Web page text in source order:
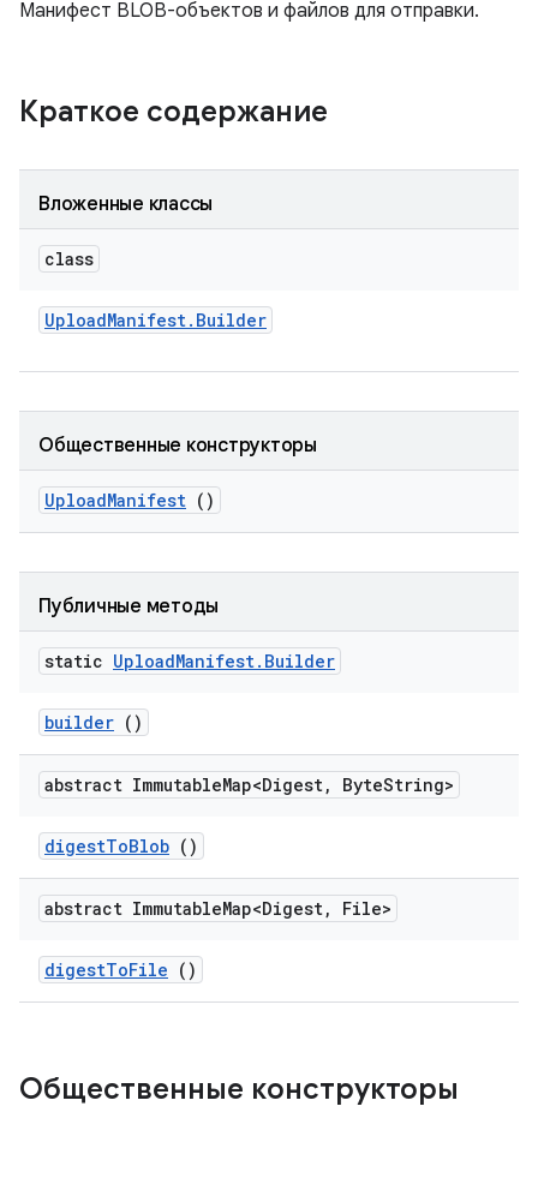
Манифест BLOB-объектов и файлов для отправки.
Краткое содержание
Вложенные классы
class
UploadManifest. Builder
Общественные конструкторы
UploadManifest ()
Публичные методы
static UploadManifest. Builder
builder ()
abstract ImmutableMap<Digest, ByteString>
digestToBlob ()
abstract ImmutableMap<Digest, File>
digestToFile ()
Общественные конструкторы